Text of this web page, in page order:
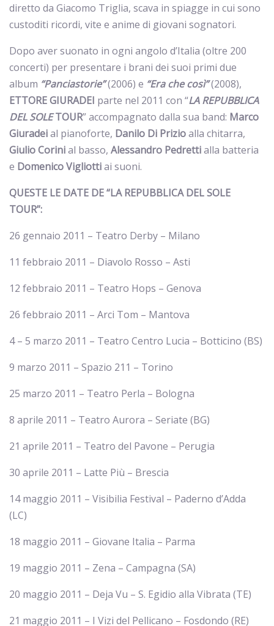
diretto da Giacomo Triglia, scava in spiagge in cui sono
custoditi ricordi, vite e anime di giovani sognatori.
Dopo aver suonato in ogni angolo d’Italia (oltre 200
concerti) per presentare i brani dei suoi primi due
album “Panciastorie”(2006) e “Era che così”(2008),
ETTOREGIURADEI parte nel 2011 con “LA REPUBBLICA
DEL SOLETOUR” accompagnato dalla sua band: Marco
Giuradeial pianoforte, Danilo Di Prizioalla chitarra,
Giulio Corinial basso, Alessandro Pedrettialla batteria
e Domenico Vigliottiai suoni.
QUESTE LE DATE DE “LA REPUBBLICA DEL SOLE
TOUR”:
26 gennaio 2011 – Teatro Derby – Milano
11 febbraio 2011 – Diavolo Rosso – Asti
12 febbraio 2011 – Teatro Hops – Genova
26 febbraio 2011 – Arci Tom – Mantova
4 – 5 marzo 2011 – Teatro Centro Lucia – Botticino (BS)
9 marzo 2011 – Spazio 211 – Torino
25 marzo 2011 – Teatro Perla – Bologna
8 aprile 2011 – Teatro Aurora – Seriate (BG)
21 aprile 2011 – Teatro del Pavone – Perugia
30 aprile 2011 – Latte Più – Brescia
14 maggio 2011 – Visibilia Festival – Paderno d’Adda
(LC)
18 maggio 2011 – Giovane Italia – Parma
19 maggio 2011 – Zena – Campagna (SA)
20 maggio 2011 – Deja Vu – S. Egidio alla Vibrata (TE)
21 maggio 2011 – I Vizi del Pellicano – Fosdondo (RE)